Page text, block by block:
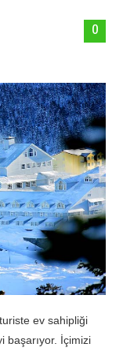
0
ev sahipliği
başarıyor. İçimizi